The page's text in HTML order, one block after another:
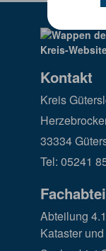
Kontakt
Kreis
33334
Tel: 05241
Abteilung
Kataster